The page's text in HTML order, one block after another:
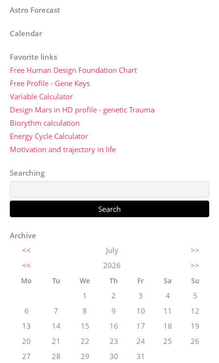
Astro Forecast
Calendar
Favorite links
Free Human Design Foundation Chart
Free Profile - Gene Keys
Variable Calculator
Design Mars in HD profile - genetic Trauma
Biorythm calculation
Energy Cycle Calculator
Motivation and trajectory in life
Searching
Archive
<<
July
>>
<<
2026 >>
Mo Tu We Th Fr Sa Su
1 2 3 4
5
6
7 8 9 10 11
12
13
14 15 16 17 18
19
20
21 22 23 24 25
26
27
28 29 30 31